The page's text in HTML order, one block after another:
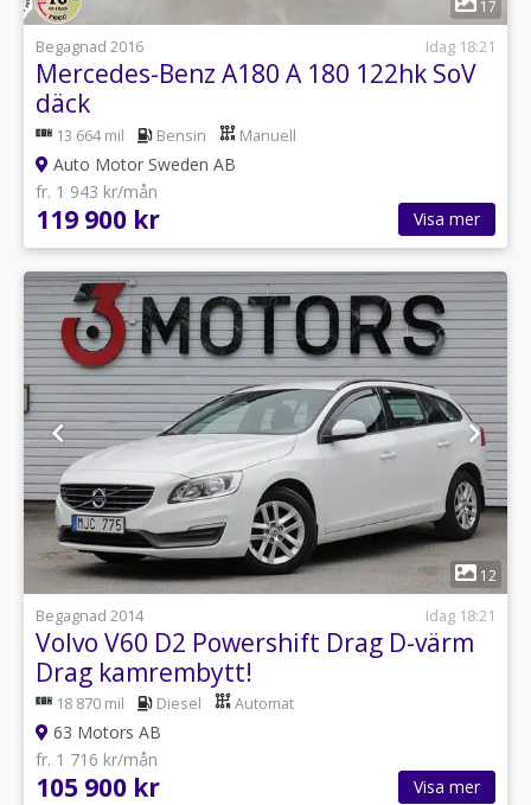
17
Begagnad 2016
Idag 18:21
Mercedes-Benz A180 A 180 122hk SoV
däck
13 664 mil Bensin Manuell
Auto Motor Sweden AB
fr. 1 943 kr/mån
119 900 kr Visa mer
1
12
Begagnad 2014
Idag 18:21
Volvo V60 D2 Powershift Drag D-värm
Drag kamrembytt!
18 870 mil Diesel Automat
63 Motors AB
fr. 1 716 kr/mån
105 900 kr Visa mer